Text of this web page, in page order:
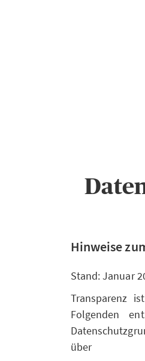
Hinweise
Stand: Januar
Transparenz
Folgenden
über